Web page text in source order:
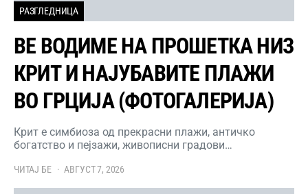
РАЗГЛЕДНИЦА
ВЕ ВОДИМЕ НА ПРОШЕТКА НИЗ
КРИТ И НАЈУБАВИТЕ ПЛАЖИ
ВО ГРЦИЈА (ФОТОГАЛЕРИЈА)
Крит е симбиоза од прекрасни плажи, античко
богатство и пејзажи, живописни градови…
ЧИТАЈ БЕ АВГУСТ 7, 2026